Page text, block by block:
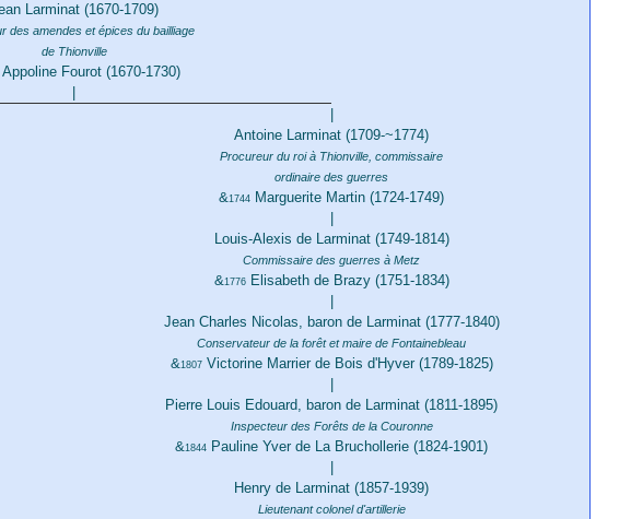
Larminat (1670-1709)
des amendes et épices du bailliage
de Thionville
Appoline Fourot (1670-1730)
Antoine Larminat (1709-~1774)
Procureur du roi à Thionville, commissaire
ordinaire des guerres
&1744 Marguerite Martin (1724-1749)
Louis-Alexis de Larminat (1749-1814)
Commissaire des guerres à Metz
&1776Elisabeth de Brazy (1751-1834)
Jean Charles Nicolas, baron de Larminat (1777-1840)
Conservateur de la forêt et maire de Fontainebleau
&1807Victorine Marrier de Bois d'Hyver (1789-1825)
Pierre Louis Edouard, baron de Larminat (1811-1895)
Inspecteur des Forêts de la Couronne
&1844 Pauline Yver de La Bruchollerie (1824-1901)
Henry de Larminat (1857-1939)
Lieutenant colonel d'artillerie